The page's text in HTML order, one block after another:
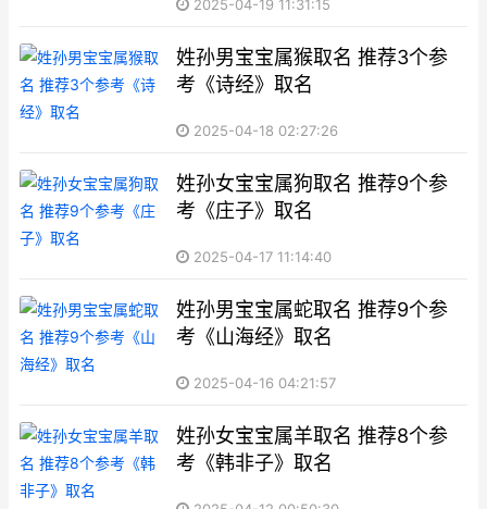
2025-04-19 11:31:15
姓孙男宝宝属猴取名 推荐3个参
考《诗经》取名
2025-04-18 02:27:26
姓孙女宝宝属狗取名 推荐9个参
考《庄子》取名
2025-04-17 11:14:40
姓孙男宝宝属蛇取名 推荐9个参
考《山海经》取名
2025-04-16 04:21:57
姓孙女宝宝属羊取名 推荐8个参
考《韩非子》取名